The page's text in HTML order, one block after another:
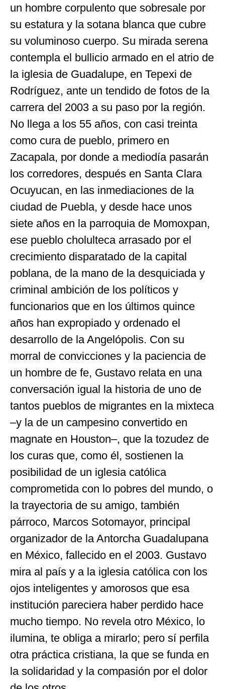
un hombre corpulento que sobresale por
su estatura y la sotana blanca que cubre
su voluminoso cuerpo. Su mirada serena
contempla el bullicio armado en el atrio de
la iglesia de Guadalupe, en Tepexi de
Rodríguez, ante un tendido de fotos de la
carrera del 2003 a su paso por la región.
No llega a los 55 años, con casi treinta
como cura de pueblo, primero en
Zacapala, por donde a mediodía pasarán
los corredores, después en Santa Clara
Ocuyucan, en las inmediaciones de la
ciudad de Puebla, y desde hace unos
siete años en la parroquia de Momoxpan,
ese pueblo cholulteca arrasado por el
crecimiento disparatado de la capital
poblana, de la mano de la desquiciada y
criminal ambición de los políticos y
funcionarios que en los últimos quince
años han expropiado y ordenado el
desarrollo de la Angelópolis. Con su
morral de convicciones y la paciencia de
un hombre de fe, Gustavo relata en una
conversación igual la historia de uno de
tantos pueblos de migrantes en la mixteca
–y la de un campesino convertido en
magnate en Houston–, que la tozudez de
los curas que, como él, sostienen la
posibilidad de un iglesia católica
comprometida con lo pobres del mundo, o
la trayectoria de su amigo, también
párroco, Marcos Sotomayor, principal
organizador de la Antorcha Guadalupana
en México, fallecido en el 2003. Gustavo
mira al país y a la iglesia católica con los
ojos inteligentes y amorosos que esa
institución pareciera haber perdido hace
mucho tiempo. No revela otro México, lo
ilumina, te obliga a mirarlo; pero sí perfila
otra práctica cristiana, la que se funda en
la solidaridad y la compasión por el dolor